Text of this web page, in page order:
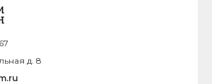
д. 8